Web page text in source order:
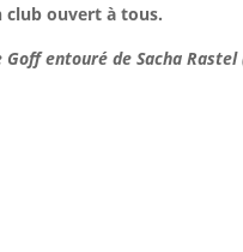
club ouvert à tous.
Goff entouré de Sacha